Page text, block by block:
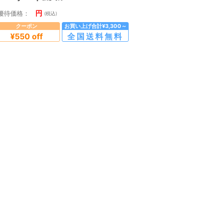
待価格： 円 (税込)